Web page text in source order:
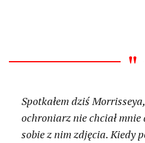
Spotkałem dziś
ochroniarz nie chciał
sobie z nim zdjęcia. Kiedy